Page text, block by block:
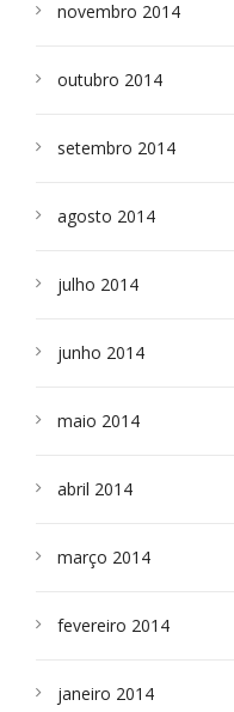
novembro 2014
outubro 2014
setembro 2014
agosto 2014
julho 2014
junho 2014
maio 2014
abril 2014
março 2014
fevereiro 2014
janeiro 2014